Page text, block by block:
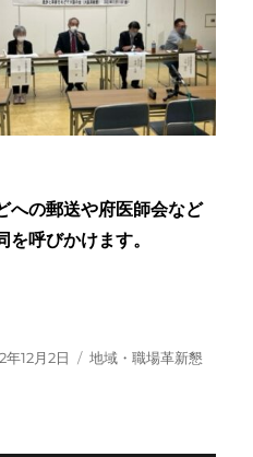
への郵送や府医師会など
呼びかけます。
年12月2日
カ
地域・職場革新懇